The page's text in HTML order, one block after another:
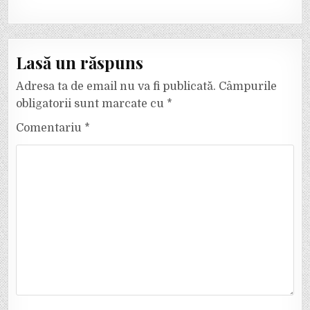
Lasă un răspuns
Adresa ta de email nu va fi publicată. Câmpurile
obligatorii sunt marcate cu *
Comentariu *